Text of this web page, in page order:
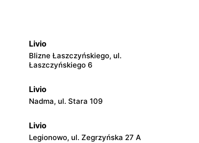
Livio
Blizne Łaszczyńskiego, ul.
Łaszczyńskiego 6
Livio
Nadma, ul. Stara 109
Livio
Legionowo, ul. Zegrzyńska 27 A